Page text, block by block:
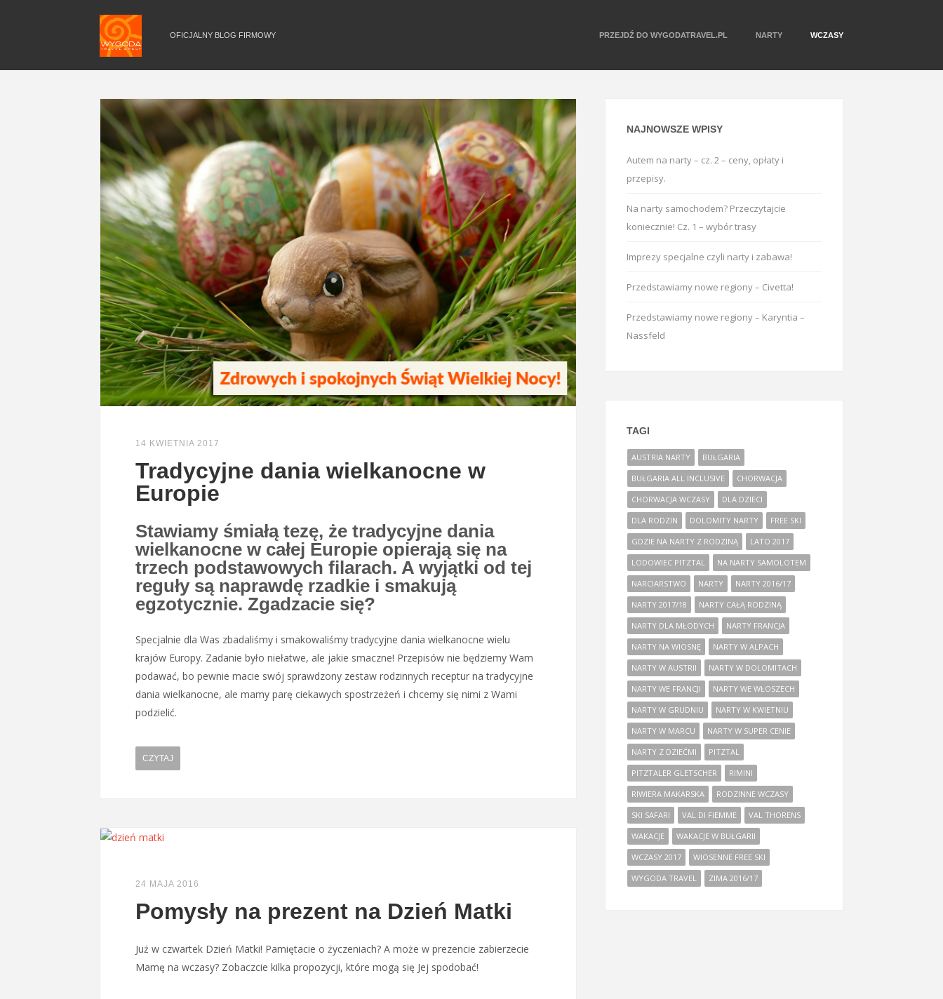
OFICJALNY BLOG FIRMOWY PRZEJDŹ DO WYGODATRAVEL.PL NARTY WCZASY
14 KWIETNIA 2017
Tradycyjne dania wielkanocne w
Europie
Stawiamy śmiałą tezę, że tradycyjne dania
wielkanocne w całej Europie opierają się na
trzech podstawowych filarach. A wyjątki od tej
reguły są naprawdę rzadkie i smakują
egzotycznie. Zgadzacie się?
Specjalnie dla Was zbadaliśmy i smakowaliśmy tradycyjne dania wielkanocne wielu
krajów Europy. Zadanie było niełatwe, ale jakie smaczne! Przepisów nie będziemy Wam
podawać, bo pewnie macie swój sprawdzony zestaw rodzinnych receptur na tradycyjne
dania wielkanocne, ale mamy parę ciekawych spostrzeżeń i chcemy się nimi z Wami
podzielić.
CZYTAJ
24 MAJA 2016
Pomysły na prezent na Dzień Matki
Już w czwartek Dzień Matki! Pamiętacie o życzeniach? A może w prezencie zabierzecie
Mamę na wczasy? Zobaczcie kilka propozycji, które mogą się Jej spodobać!
NAJNOWSZE WPISY
Autem na narty – cz. 2 – ceny, opłaty i
przepisy.
Na narty samochodem? Przeczytajcie
koniecznie! Cz. 1 – wybór trasy
Imprezy specjalne czyli narty i zabawa!
Przedstawiamy nowe regiony – Civetta!
Przedstawiamy nowe regiony – Karyntia –
Nassfeld
TAGI
AUSTRIA NARTY
BUŁGARIA
BUŁGARIA ALL INCLUSIVE
CHORWACJA
CHORWACJA WCZASY
DLA DZIECI
DLA RODZIN
DOLOMITY NARTY
FREE SKI
GDZIE NA NARTY Z RODZINĄ
LATO 2017
LODOWIEC PITZTAL
NA NARTY SAMOLOTEM
NARCIARSTWO
NARTY
NARTY 2016/17
NARTY 2017/18
NARTY CAŁĄ RODZINĄ
NARTY DLA MŁODYCH
NARTY FRANCJA
NARTY NA WIOSNĘ
NARTY W ALPACH
NARTY W AUSTRII
NARTY W DOLOMITACH
NARTY WE FRANCJI
NARTY WE WŁOSZECH
NARTY W GRUDNIU
NARTY W KWIETNIU
NARTY W MARCU
NARTY W SUPER CENIE
NARTY Z DZIEĆMI
PITZTAL
PITZTALER GLETSCHER
RIMINI
RIWIERA MAKARSKA
RODZINNE WCZASY
SKI SAFARI
VAL DI FIEMME
VAL THORENS
WAKACJE
WAKACJE W BUŁGARII
WCZASY 2017
WIOSENNE FREE SKI
WYGODA TRAVEL
ZIMA 2016/17